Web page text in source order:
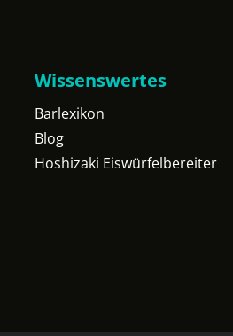
Wissenswertes
Barlexikon
Blog
Hoshizaki Eiswürfelbereiter